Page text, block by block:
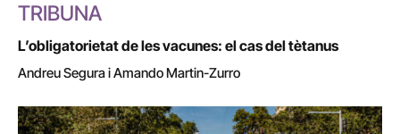
TRIBUNA
L’obligatorietat de les vacunes: el cas del tètanus
Andreu Segura i Amando Martin-Zurro